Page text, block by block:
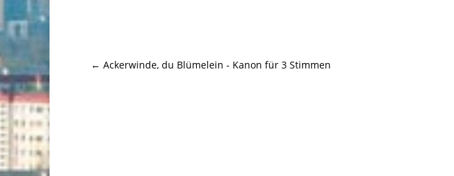
← Ackerwinde, du Blümelein - Kanon für 3 Stimmen